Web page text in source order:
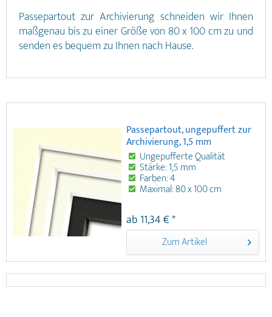
Passepartout zur Archivierung schneiden wir Ihnen
maßgenau bis zu einer Größe von 80 x 100 cm zu und
senden es bequem zu Ihnen nach Hause.
Passepartout, ungepuffert zur
Archivierung, 1,5 mm
Ungepufferte Qualität
Stärke: 1,5 mm
Farben: 4
Maximal: 80 x 100 cm
Maximal : 80 x 100 cm Lignin- und
säurefrei Stärke 1,5 mm Farben: Weiß,
Antikweiß, Creme, Schwarz
Passepartout Archivkartons sind
ungepufferte Museumskartons . Sie
werden aus 100 % Baumwolle
hergestellt und man verzichtet bei
ab 11,34 € *
Zum Artikel